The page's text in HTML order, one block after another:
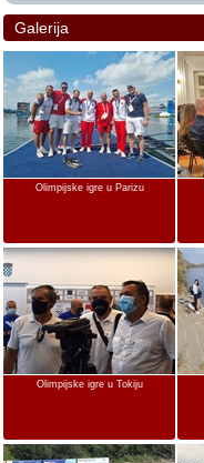
Galerija
Olimpijske igre u Parizu
Olimpijske igre u Tokiju